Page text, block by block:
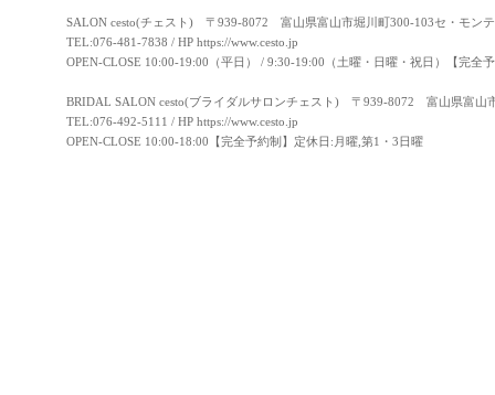
SALON cesto(チェスト) 〒939-8072 富山県富山市堀川町300-103セ・モン
TEL:076-481-7838 / HP https://www.cesto.jp
OPEN-CLOSE 10:00-19:00（平日） / 9:30-19:00（土曜・日曜・祝日）【完全
BRIDAL SALON cesto(ブライダルサロンチェスト) 〒939-8072 富山県富山
TEL:076-492-5111 / HP https://www.cesto.jp
OPEN-CLOSE 10:00-18:00【完全予約制】定休日:月曜,第1・3日曜